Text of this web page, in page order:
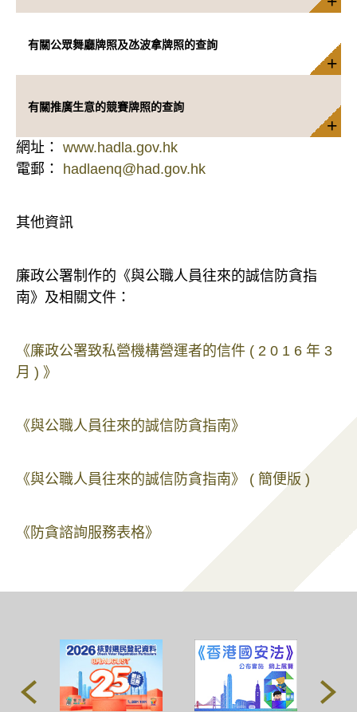
有關公眾舞廳牌照及氹波拿牌照的查詢
有關推廣生意的競賽牌照的查詢
網址： www.hadla.gov.hk
電郵： hadlaenq@had.gov.hk
其他資訊
廉政公署制作的《與公職人員往來的誠信防貪指
南》及相關文件：
《廉政公署致私營機構營運者的信件 ( 2 0 1 6 年 3
月 ) 》
《與公職人員往來的誠信防貪指南》
《與公職人員往來的誠信防貪指南》 ( 簡便版 )
《防貪諮詢服務表格》